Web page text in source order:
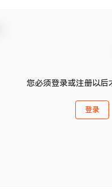
您必须登录或注册以后
登录